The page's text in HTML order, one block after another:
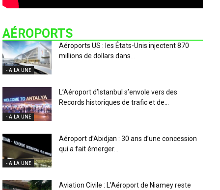
AÉROPORTS
- A LA UNE
Aéroports US : les États-Unis injectent 870
millions de dollars dans...
- A LA UNE
L’Aéroport d’Istanbul s’envole vers des
Records historiques de trafic et de...
- A LA UNE
Aéroport d’Abidjan : 30 ans d’une concession
qui a fait émerger...
Aviation Civile : L’Aéroport de Niamey reste